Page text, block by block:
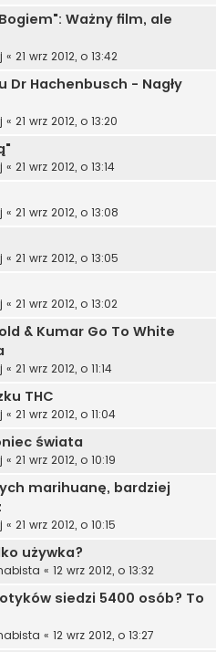
Ważny film, ale
« 21 wrz 2012, o 13:42
Dr Hachenbusch - Nagły
« 21 wrz 2012, o 13:20
« 21 wrz 2012, o 13:14
« 21 wrz 2012, o 13:08
« 21 wrz 2012, o 13:05
« 21 wrz 2012, o 13:02
& Kumar Go To White
« 21 wrz 2012, o 11:14
THC
« 21 wrz 2012, o 11:04
świata
« 21 wrz 2012, o 10:19
marihuanę, bardziej
« 21 wrz 2012, o 10:15
używka?
« 12 wrz 2012, o 13:32
siedzi 5400 osób? To
« 12 wrz 2012, o 13:27